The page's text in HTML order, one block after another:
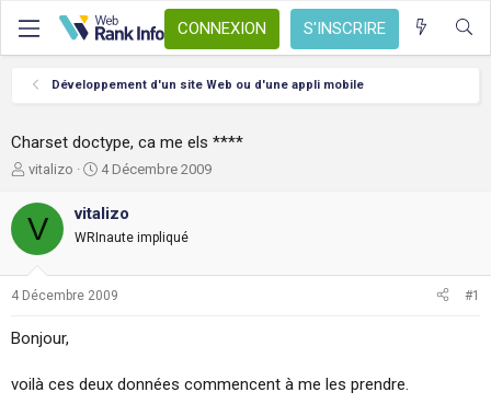
CONNEXION S'INSCRIRE
Développement d'un site Web ou d'une appli mobile
Charset doctype, ca me els ****
A
t
e
d
a
i
vitalizo
D
t
d
d
4 Décembre 2009
V vitalizo
WRInaute impliqué
4 Décembre 2009 #1
Bonjour,
voilà ces deux données commencent à me les prendre.